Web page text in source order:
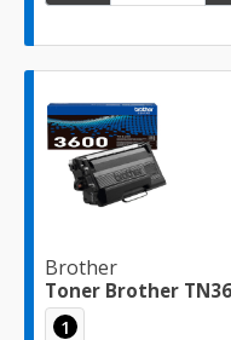
Brother
Toner Brother
1